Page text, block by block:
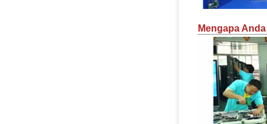
Mengapa